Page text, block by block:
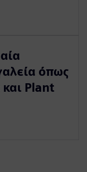
όπως
Plant